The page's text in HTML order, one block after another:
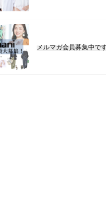
メルマガ会員募集中で